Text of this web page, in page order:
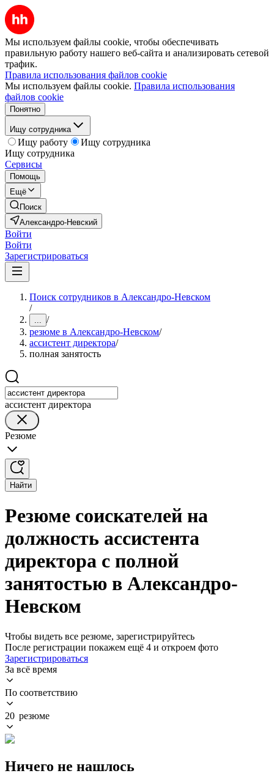
Мы используем файлы cookie, чтобы обеспечивать
правильную работу нашего веб-сайта и анализировать сетевой
трафик.
Правила использования файлов cookie
Мы используем файлы cookie. Правила использования
файлов cookie
Понятно
Ищу сотрудника
Ищу работу
Ищу сотрудника
Ищу сотрудника
Сервисы
Помощь
Ещё
Поиск
Александро-Невский
Войти
Войти
Зарегистрироваться
Поиск сотрудников в Александро-Невском
/
... /
резюме в Александро-Невском/
ассистент директора/
полная занятость
ассистент директора
Резюме
Найти
Резюме соискателей на
должность ассистента
директора с полной
занятостью в Александро-
Невском
Чтобы видеть все резюме, зарегистрируйтесь
После регистрации покажем ещё 4 и откроем фото
Зарегистрироваться
За всё время
По соответствию
20 резюме
Ничего не нашлось